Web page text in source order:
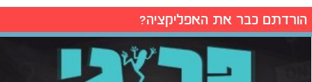
הורדתם כבר את האפליקציה?